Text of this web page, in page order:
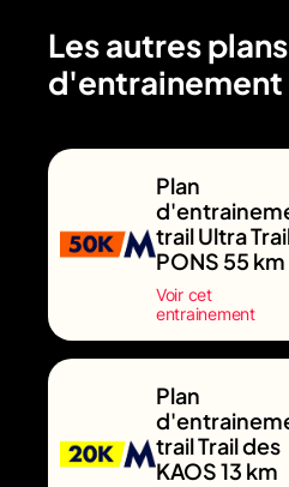
Les autres plans
d'entrainement
Plan
trail Ultra
PONS 55 km
Voir cet
entrainement
Plan
trail Trail des
KAOS 13 km